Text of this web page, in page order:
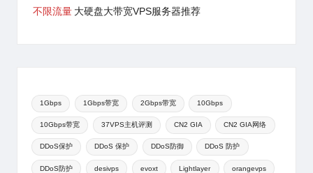
不限流量 大硬盘大带宽VPS服务器推荐
1Gbps 1Gbps带宽 2Gbps带宽 10Gbps
10Gbps带宽 37VPS主机评测 CN2 GIA CN2 GIA网络
DDoS保护 DDoS 保护 DDoS防御 DDoS 防护
DDoS防护 desivps evoxt Lightlayer orangevps